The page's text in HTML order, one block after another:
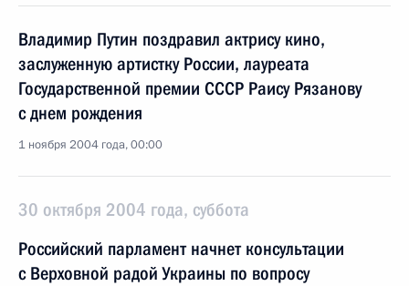
Владимир Путин поздравил актрису кино,
заслуженную артистку России, лауреата
Государственной премии СССР Раису Рязанову
с днем рождения
1 ноября 2004 года, 00:00
30 октября 2004 года, суббота
Российский парламент начнет консультации
с Верховной радой Украины по вопросу